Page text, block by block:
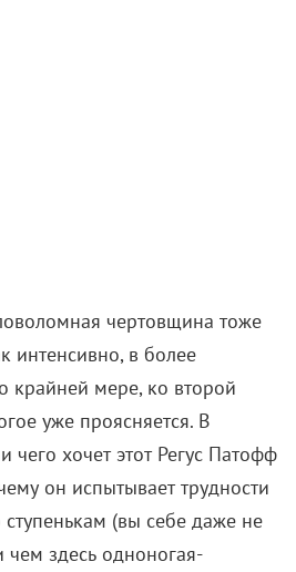
чертовщина тоже
интенсивно, в более
мере, ко второй
уже проясняется. В
чего хочет этот Регус Патофф
он испытывает трудности
(вы себе даже не
чем здесь одноногая-